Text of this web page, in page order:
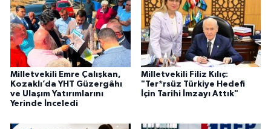
Milletvekili Emre Çalışkan,
Kozaklı’da YHT Güzergâhı
ve Ulaşım Yatırımlarını
Yerinde İnceledi
Milletvekili Filiz Kılıç:
"Ter*rsüz Türkiye Hedefi
İçin Tarihi İmzayı Attık"